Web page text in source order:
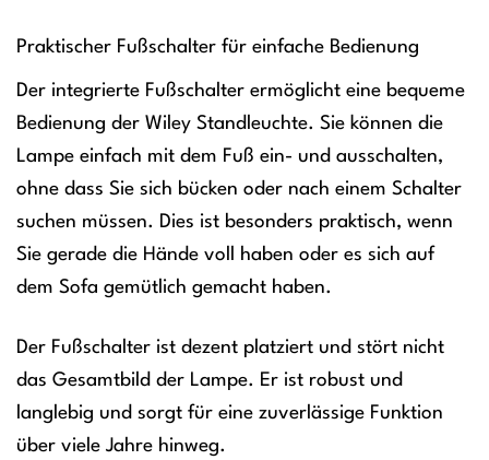
Praktischer Fußschalter für einfache Bedienung
Der integrierte Fußschalter ermöglicht eine bequeme
Bedienung der Wiley Standleuchte. Sie können die
Lampe einfach mit dem Fuß ein- und ausschalten,
ohne dass Sie sich bücken oder nach einem Schalter
suchen müssen. Dies ist besonders praktisch, wenn
Sie gerade die Hände voll haben oder es sich auf
dem Sofa gemütlich gemacht haben.
Der Fußschalter ist dezent platziert und stört nicht
das Gesamtbild der Lampe. Er ist robust und
langlebig und sorgt für eine zuverlässige Funktion
über viele Jahre hinweg.